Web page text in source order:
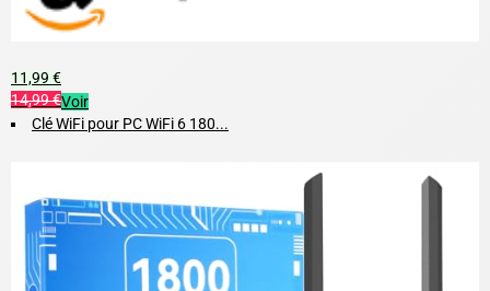
11,99 €
14,99 €Voir
Clé WiFi pour PC WiFi 6 180...